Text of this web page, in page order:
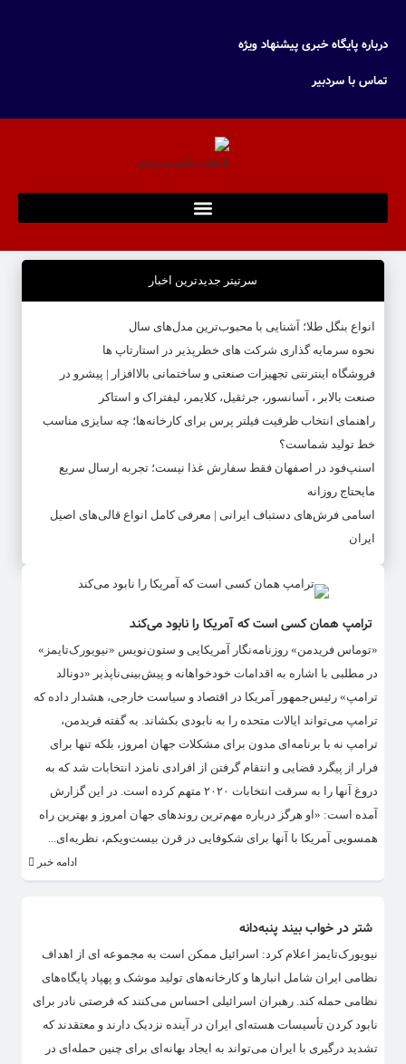
درباره پایگاه خبری پیشنهاد ویژه
تماس با سردبیر
سرتیتر جدیدترین اخبار
انواع بنگل طلا؛ آشنایی با محبوب‌ترین مدل‌های سال
نحوه سرمایه‌ گذاری شرکت‌ های خطرپذیر در استارتاپ ها
فروشگاه اینترنتی تجهیزات صنعتی و ساختمانی بالاافزار | پیشرو در
صنعت بالابر ، آسانسور، جرثقیل، کلایمر، لیفتراک و استاکر
راهنمای انتخاب ظرفیت فیلتر پرس برای کارخانه‌ها؛ چه سایزی مناسب
خط تولید شماست؟
اسنپ‌فود در اصفهان فقط سفارش غذا نیست؛ تجربه ارسال سریع
مایحتاج روزانه
اسامی فرش‌های دستباف ایرانی | معرفی کامل انواع قالی‌های اصیل
ایران
ترامپ همان‌ کسی است که آمریکا را نابود می‌کند
«توماس فریدمن» روزنامه‌نگار آمریکایی و ستون‌نویس «نیویورک‌تایمز»
در مطلبی با اشاره به اقدامات خودخواهانه و پیش‌بینی‌ناپذیر «دونالد
ترامپ» رئیس‌جمهور آمریکا در اقتصاد و سیاست خارجی، هشدار داده که
ترامپ می‌تواند ایالات متحده را به نابودی بکشاند. به گفته فریدمن،
ترامپ نه با برنامه‌ای مدون برای مشکلات جهان امروز، بلکه تنها برای
فرار از پیگرد قضایی و انتقام گرفتن از افرادی نامزد انتخابات شد که به
دروغ آنها را به سرقت انتخابات ۲۰۲۰ متهم کرده است. در این گزارش
آمده است: «او هرگز درباره مهم‌ترین روندهای جهان امروز و بهترین راه
همسویی آمریکا با آنها برای شکوفایی در قرن بیست‌ویکم، نظریه‌ای...
ادامه خبر
شتر در خواب بیند پنبه‌دانه
نیویورک‌تایمز اعلام کرد: اسرائیل ممکن است به مجموعه‌ ای از اهداف
نظامی ایران شامل انبارها و کارخانه‌های تولید موشک و پهپاد پایگاه‌های
نظامی حمله کند. رهبران اسرائیلی احساس می‌کنند که فرصتی نادر برای
نابود کردن تأسیسات هسته‌ای ایران در آینده نزدیک دارند و معتقدند که
تشدید درگیری با ایران می‌تواند به ایجاد بهانه‌ای برای چنین حمله‌ای در